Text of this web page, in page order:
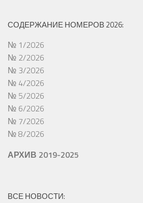
СОДЕРЖАНИЕ НОМЕРОВ 2026:
№ 1/2026
№ 2/2026
№ 3/2026
№ 4/2026
№ 5/2026
№ 6/2026
№ 7/2026
№ 8/2026
АРХИВ 2019-2025
ВСЕ НОВОСТИ: